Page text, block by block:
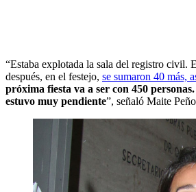
“Estaba explotada la sala del registro civil.
después, en el festejo, se sumaron 40 más,
próxima fiesta va a ser con 450
estuvo muy pendiente”, señaló Maite